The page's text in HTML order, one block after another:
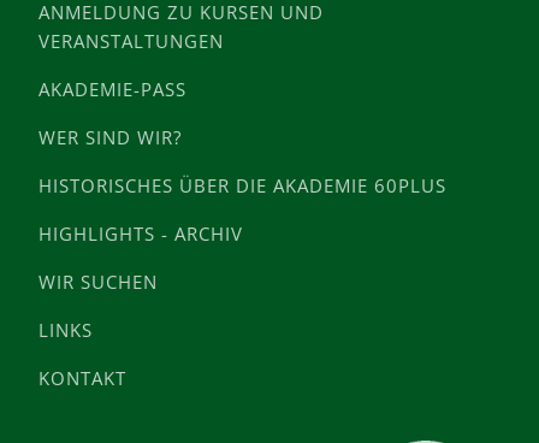
ANMELDUNG ZU KURSEN UND
VERANSTALTUNGEN
AKADEMIE-PASS
WER SIND WIR?
HISTORISCHES ÜBER DIE AKADEMIE 60PLUS
HIGHLIGHTS - ARCHIV
WIR SUCHEN
LINKS
KONTAKT